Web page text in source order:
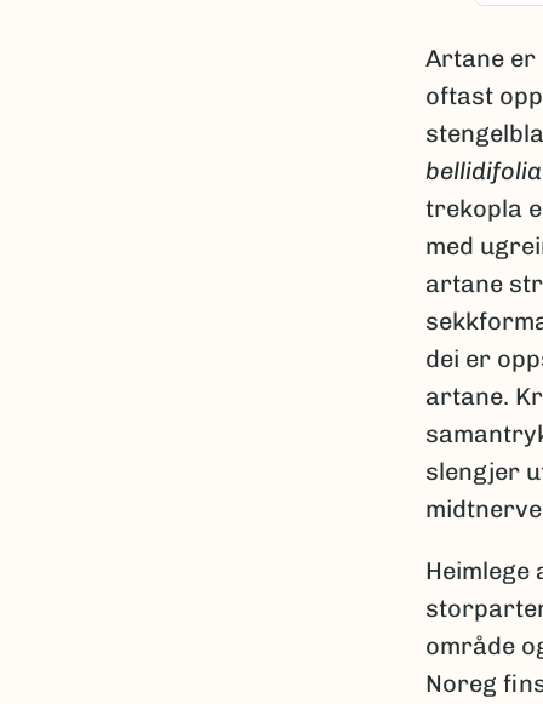
Artane er
oftast
bellidifolia
trekopla
med
artane
dei er
artane.
slengjer
område
Noreg